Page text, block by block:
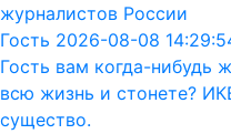
журналистов России
Гость 2026-08-08
Гость вам когда-нибудь
всю жизнь и стонете?
существо.